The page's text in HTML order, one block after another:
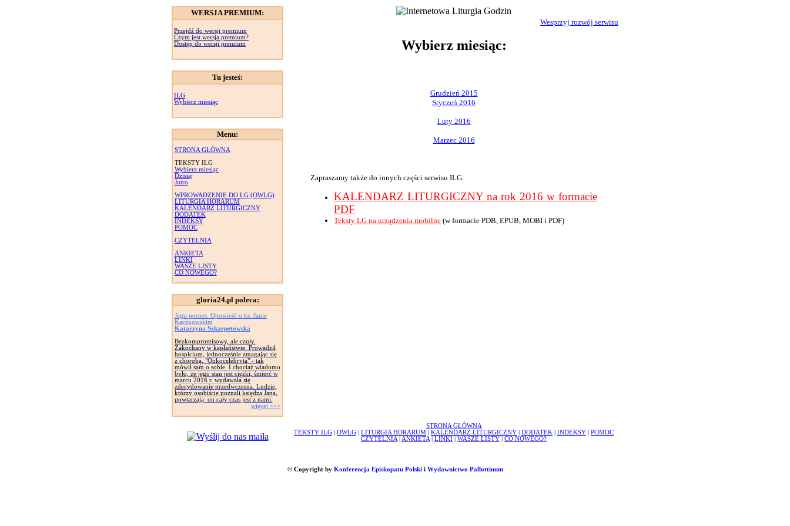
WERSJA PREMIUM:
Przejdź do wersji premium
Czym jest wersja premium?
Dostęp do wersji premium
Tu jesteś:
ILG
Wybierz miesiąc
Menu:
STRONA GŁÓWNA
TEKSTY ILG
Wybierz miesiąc
Dzisiaj
Jutro
WPROWADZENIE DO LG (OWLG)
LITURGIA HORARUM
KALENDARZ LITURGICZNY
DODATEK
INDEKSY
POMOC
CZYTELNIA
ANKIETA
LINKI
WASZE LISTY
CO NOWEGO?
gloria24.pl poleca:
Jego portret. Opowieść o ks. Janie
Kaczkowskim
Katarzyna Szkarpetowska
Bezkompromisowy, ale czuły.
Zakochany w kapłaństwie. Prowadził
hospicjum, jednocześnie zmagając się
z chorobą. "Onkocelebryta" - tak
mówił sam o sobie. I chociaż wiadomo
było, że jego stan jest ciężki, śmierć w
marcu 2016 r. wydawała się
zdecydowanie przedwczesna. Ludzie,
którzy osobiście poznali księdza Jana,
powtarzają: on cały czas jest z nami.
więcej >>>
Wesprzyj rozwój serwisu
Wybierz miesiąc:
Grudzień 2015
Styczeń 2016
Luty 2016
Marzec 2016
Zapraszamy także do innych części serwisu ILG:
KALENDARZ LITURGICZNY na rok 2016 w formacie
PDF
Teksty LG na urządzenia mobilne (w formacie PDB, EPUB, MOBI i PDF)
STRONA GŁÓWNA
TEKSTY ILG
OWLG LITURGIA HORARUM KALENDARZ LITURGICZNY DODATEK INDEKSY
POMOC
CZYTELNIA
ANKIETA LINKI WASZE LISTY CO NOWEGO?
© Copyright by Konferencja Episkopatu Polskii Wydawnictwo Pallottinum